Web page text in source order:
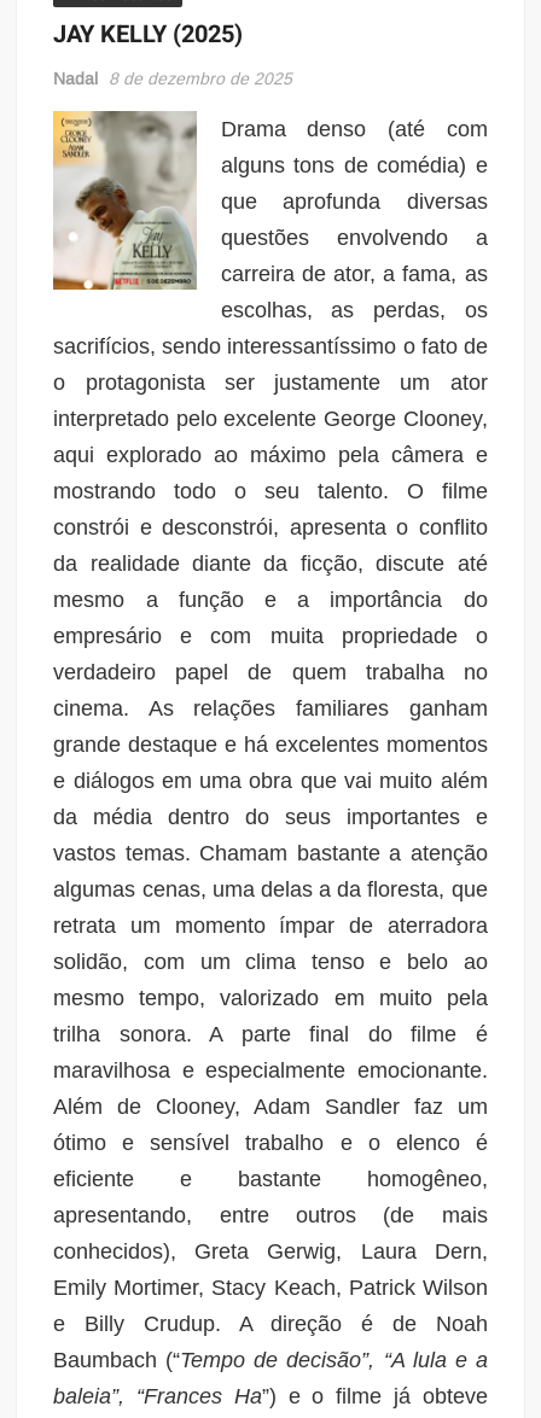
JAY KELLY (2025)
Nadal 8 de dezembro de 2025
Drama denso (até com
alguns tons de comédia) e
que aprofunda diversas
questões envolvendo a
carreira de ator, a fama, as
escolhas, as perdas, os
sacrifícios, sendo interessantíssimo o fato de
o protagonista ser justamente um ator
interpretado pelo excelente George Clooney,
aqui explorado ao máximo pela câmera e
mostrando todo o seu talento. O filme
constrói e desconstrói, apresenta o conflito
da realidade diante da ficção, discute até
mesmo a função e a importância do
empresário e com muita propriedade o
verdadeiro papel de quem trabalha no
cinema. As relações familiares ganham
grande destaque e há excelentes momentos
e diálogos em uma obra que vai muito além
da média dentro do seus importantes e
vastos temas. Chamam bastante a atenção
algumas cenas, uma delas a da floresta, que
retrata um momento ímpar de aterradora
solidão, com um clima tenso e belo ao
mesmo tempo, valorizado em muito pela
trilha sonora. A parte final do filme é
maravilhosa e especialmente emocionante.
Além de Clooney, Adam Sandler faz um
ótimo e sensível trabalho e o elenco é
eficiente e bastante homogêneo,
apresentando, entre outros (de mais
conhecidos), Greta Gerwig, Laura Dern,
Emily Mortimer, Stacy Keach, Patrick Wilson
e Billy Crudup. Adireção é de Noah
Baumbach (“Tempo de decisão”, “A lula e a
baleia”, “Frances Ha”) e o filme já obteve